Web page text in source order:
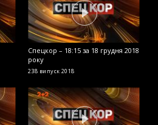
Спецкор – 18:15 за 18 грудня 2018
року
238 випуск 2018